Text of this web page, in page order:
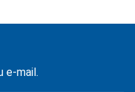
e-mail.